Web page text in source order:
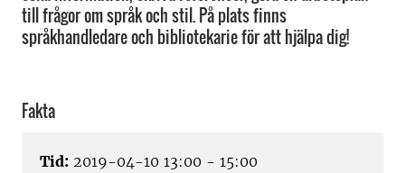
till frågor om språk och stil. På plats finns
språkhandledare och bibliotekarie för att hjälpa dig!
Fakta
Tid: 2019-04-10 13:00 - 15:00